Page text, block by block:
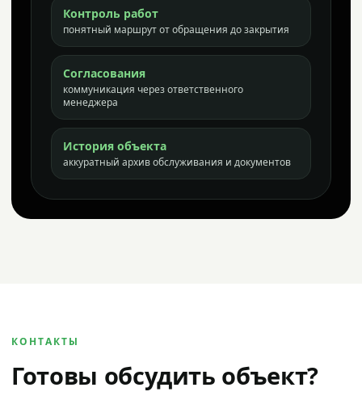
Контроль работ
понятный маршрут от обращения до закрытия
Согласования
коммуникация через ответственного
менеджера
История объекта
аккуратный архив обслуживания и документов
КОНТАКТЫ
Готовы обсудить объект?